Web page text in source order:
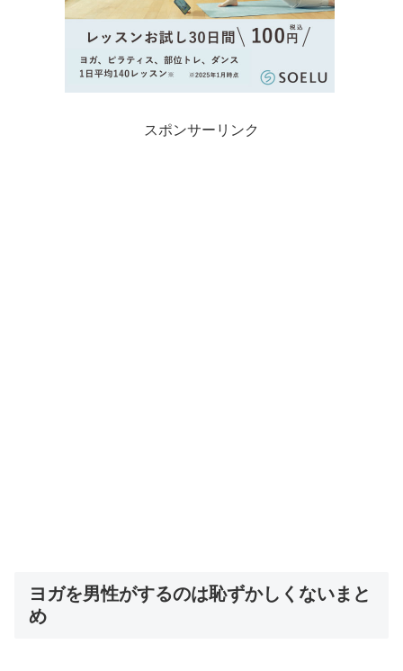
スポンサーリンク
ヨガを男性がするのは恥ずかしくないまと
め